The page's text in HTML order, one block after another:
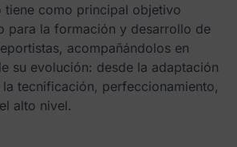
tiene como principal objetivo
para la formación y desarrollo de
acompañándolos en
su evolución: desde la adaptación
tecnificación, perfeccionamiento,
alto nivel.